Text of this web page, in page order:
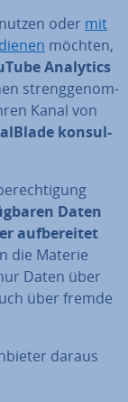
oder mit
möchten,
Analytics
streng­ge­nom­
Kanal von
kon­sul­
Daten
auf­be­rei­tet
die Materie
Daten über
über fremde
daraus